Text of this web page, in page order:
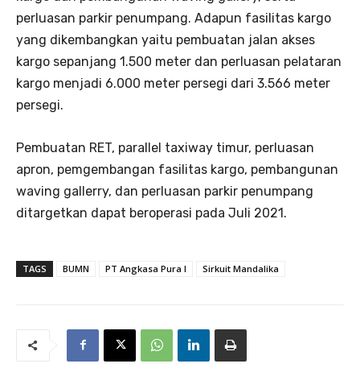
perluasan parkir penumpang. Adapun fasilitas kargo
yang dikembangkan yaitu pembuatan jalan akses
kargo sepanjang 1.500 meter dan perluasan pelataran
kargo menjadi 6.000 meter persegi dari 3.566 meter
persegi.
Pembuatan RET, parallel taxiway timur, perluasan
apron, pemgembangan fasilitas kargo, pembangunan
waving gallerry, dan perluasan parkir penumpang
ditargetkan dapat beroperasi pada Juli 2021.
TAGS BUMN PT Angkasa Pura I Sirkuit Mandalika